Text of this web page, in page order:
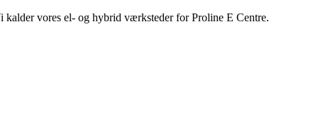
kalder vores el- og hybrid værksteder for Proline E Centre.